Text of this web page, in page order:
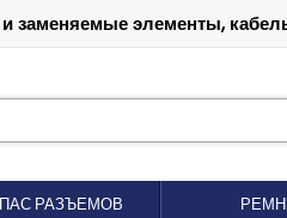
элементы,
РАЗЪЕМОВ